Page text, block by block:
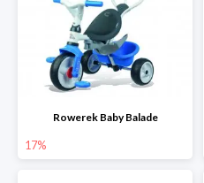
Rowerek Baby Balade
17%